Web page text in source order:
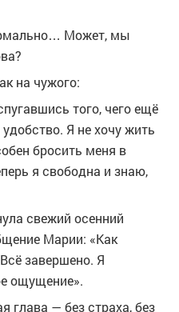
Может, мы
на чужого:
того, чего ещё
Я не хочу жить
бросить меня в
я свободна и знаю,
свежий осенний
Марии: «Как
завершено. Я
ощущение».
глава — без страха, без